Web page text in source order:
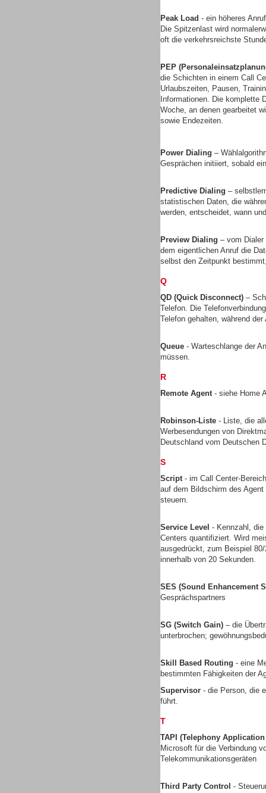
Peak Load - ein höheres
Die Spitzenlast wird
oft die verkehrsreichste
PEP
die Schichten in einem Call
Urlaubszeiten, Pausen,
Informationen. Die komplette
Woche, an denen gearbeitet
sowie Endezeiten.
Power Dialing –
Gesprächen initiiert, sobald
Predictive Dialing –
statistischen Daten, die
werden, entscheidet, wann
Preview Dialing – vom Dialer
dem eigentlichen Anruf die
selbst den Zeitpunkt
Q
QD (Quick Disconnect) –
Telefon. Die
Telefon gehalten, während
Queue - Warteschlange der
müssen.
R
Remote Agent- siehe Home
Robinson-Liste - Liste, die
Werbesendungen von
Deutschland vom Deutschen
S
Script- im Call Center-
auf dem Bildschirm des
steuern.
Service Level - Kennzahl,
Centers quantifiziert. Wird
ausgedrückt, zum Beispiel
innerhalb von 20 Sekunden.
SES (Sound Enhancement
Gesprächspartners
SG (Switch Gain) – die
unterbrochen;
Skill Based Routing - eine
bestimmten Fähigkeiten der
Supervisor - die Person, die
führt.
T
TAPI (Telephony
Microsoft für die Verbindung
Telekommunikationsgeräten
Third Party Control -